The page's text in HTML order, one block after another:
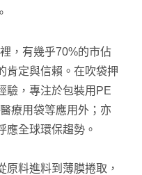
，有幾乎70%的市佔
肯定與信賴。在吹袋押
驗，專注於包裝用PE
療用袋等應用外；亦
應全球環保趨勢。
料進料到薄膜捲取，